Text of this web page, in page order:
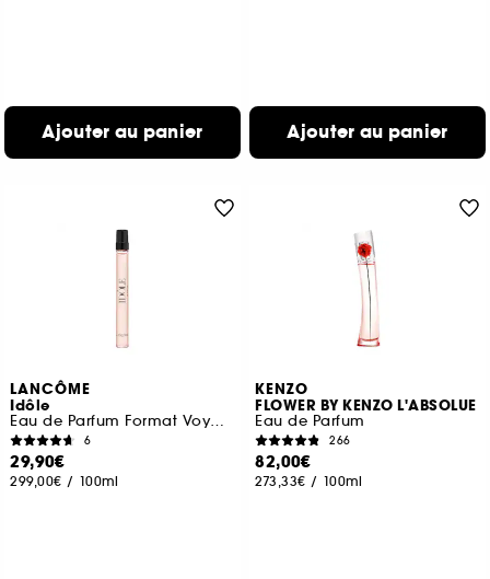
Ajouter au panier Ajouter au panier
LANCÔME
Idôle
Eau de Parfum Format Voyage
6
29,90€
299,00€ / 100ml
KENZO
FLOWER BY KENZO L'ABSOLUE
Eau de Parfum
266
82,00€
273,33€ / 100ml